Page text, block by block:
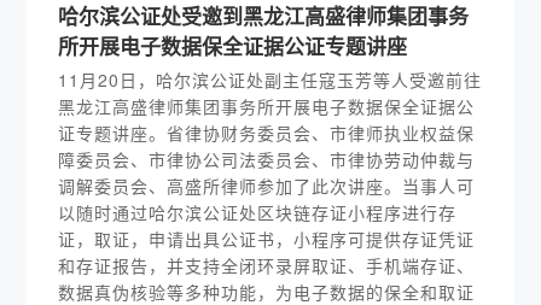
哈尔滨公证处受邀到黑龙江高盛律师集团事务
所开展电子数据保全证据公证专题讲座
11月20日，哈尔滨公证处副主任寇玉芳等人受邀前往
黑龙江高盛律师集团事务所开展电子数据保全证据公
证专题讲座。省律协财务委员会、市律师执业权益保
障委员会、市律协公司法委员会、市律协劳动仲裁与
调解委员会、高盛所律师参加了此次讲座。当事人可
以随时通过哈尔滨公证处区块链存证小程序进行存
证，取证，申请出具公证书，小程序可提供存证凭证
和存证报告，并支持全闭环录屏取证、手机端存证、
数据真伪核验等多种功能，为电子数据的保全和取证